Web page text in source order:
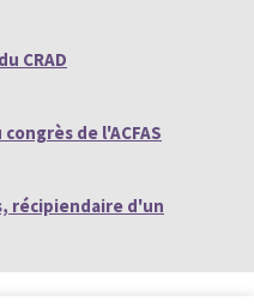
CRAD
de l'ACFAS
récipiendaire d'un